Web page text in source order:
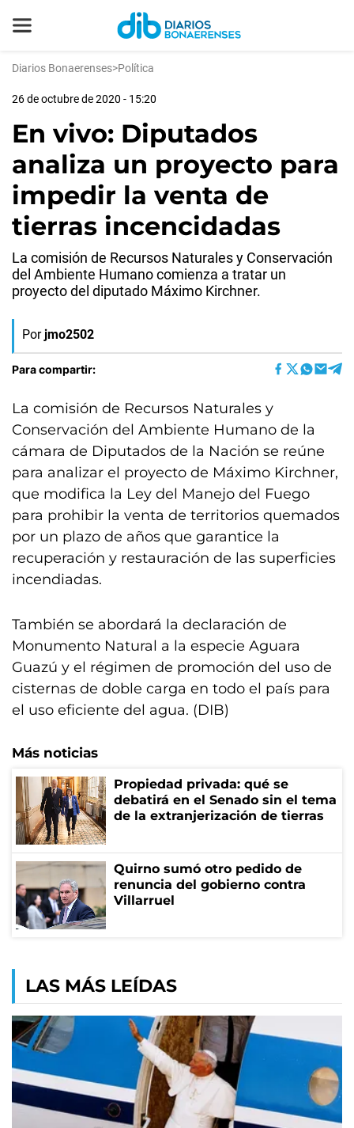
Diarios Bonaerenses>Política
26 de octubre de 2020 - 15:20
En vivo: Diputados
analiza un proyecto para
impedir la venta de
tierras incencidadas
La comisión de Recursos Naturales y Conservación
del Ambiente Humano comienza a tratar un
proyecto del diputado Máximo Kirchner.
Por jmo2502
Para compartir:
La comisión de Recursos Naturales y
Conservación del Ambiente Humano de la
cámara de Diputados de la Nación se reúne
para analizar el proyecto de Máximo Kirchner,
que modifica la Ley del Manejo del Fuego
para prohibir la venta de territorios quemados
por un plazo de años que garantice la
recuperación y restauración de las superficies
incendiadas.
También se abordará la declaración de
Monumento Natural a la especie Aguara
Guazú y el régimen de promoción del uso de
cisternas de doble carga en todo el país para
el uso eficiente del agua. (DIB)
Más noticias
Propiedad privada: qué se
debatirá en el Senado sin el tema
de la extranjerización de tierras
Quirno sumó otro pedido de
renuncia del gobierno contra
Villarruel
LAS MÁS LEÍDAS